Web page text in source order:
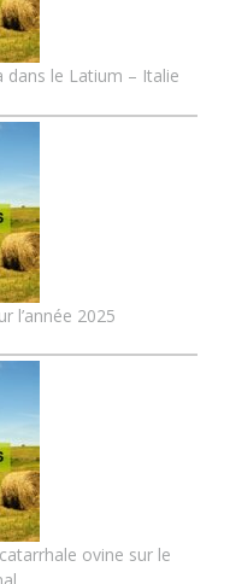
dans le Latium – Italie
l’année 2025
ovine sur le